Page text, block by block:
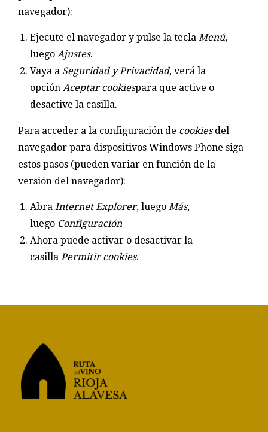
navegador):
Ejecute el navegador y pulse la tecla Menú,
luego Ajustes.
Vaya a Seguridad y Privacidad, verá la
opción Aceptar cookiespara que active o
desactive la casilla.
Para acceder a la configuración de cookiesdel
navegador para dispositivos Windows Phone siga
estos pasos (pueden variar en función de la
versión del navegador):
Abra Internet Explorer, luego Más,
luego Configuración
Ahora puede activar o desactivar la
casilla Permitir cookies.